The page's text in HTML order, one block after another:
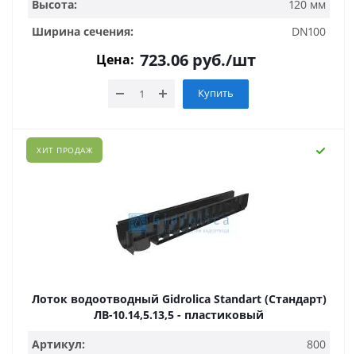
Высота:
120 мм
Ширина сечения:
DN100
Цена: 723.06 руб./шт
Купить
ХИТ ПРОДАЖ
Лоток водоотводный Gidrolica Standart (Стандарт)
ЛВ-10.14,5.13,5 - пластиковый
Артикул:
800